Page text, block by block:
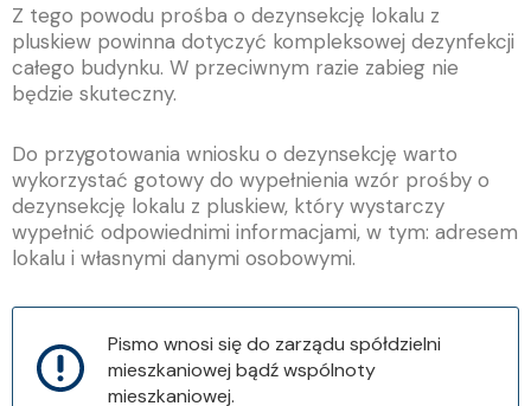
Z tego powodu prośba o dezynsekcję lokalu z
pluskiew powinna dotyczyć kompleksowej dezynfekcji
całego budynku. W przeciwnym razie zabieg nie
będzie skuteczny.
Do przygotowania wniosku o dezynsekcję warto
wykorzystać gotowy do wypełnienia wzór prośby o
dezynsekcję lokalu z pluskiew, który wystarczy
wypełnić odpowiednimi informacjami, w tym: adresem
lokalu i własnymi danymi osobowymi.
Pismo wnosi się do zarządu spółdzielni
mieszkaniowej bądź wspólnoty
mieszkaniowej.